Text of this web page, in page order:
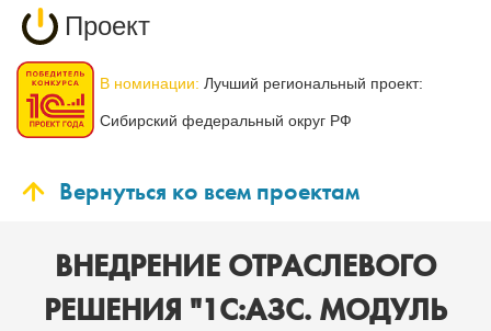
Проект
В номинации: Лучший региональный проект:
Сибирский федеральный округ РФ
Вернуться ко всем проектам
ВНЕДРЕНИЕ ОТРАСЛЕВОГО
РЕШЕНИЯ "1С:АЗС. МОДУЛЬ